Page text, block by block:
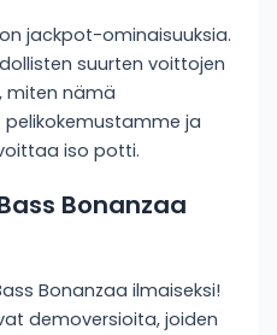
jackpot-ominaisuuksia.
suurten voittojen
miten nämä
ja
iso potti.
Bonanzaa
Bonanzaa ilmaiseksi!
demoversioita, joiden